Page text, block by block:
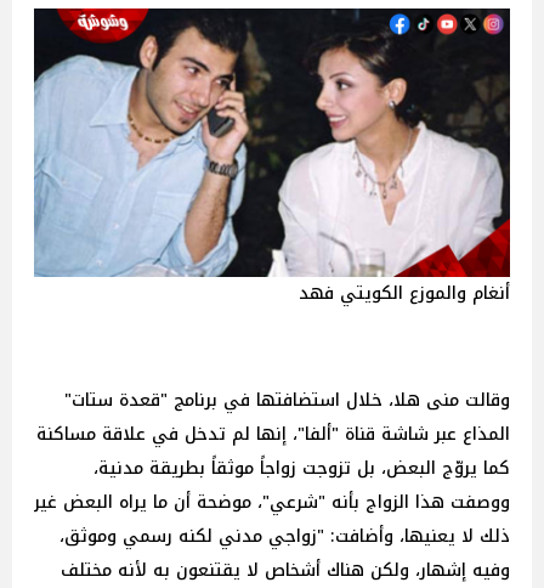
أنغام والموزع الكويتي فهد
وقالت منى هلا، خلال استضافتها في برنامج "قعدة ستات"
المذاع عبر شاشة قناة "ألفا"، إنها لم تدخل في علاقة مساكنة
كما يروّج البعض، بل تزوجت زواجاً موثقاً بطريقة مدنية،
ووصفت هذا الزواج بأنه "شرعي"، موضحة أن ما يراه البعض غير
ذلك لا يعنيها، وأضافت: "زواجي مدني لكنه رسمي وموثق،
وفيه إشهار، ولكن هناك أشخاص لا يقتنعون به لأنه مختلف